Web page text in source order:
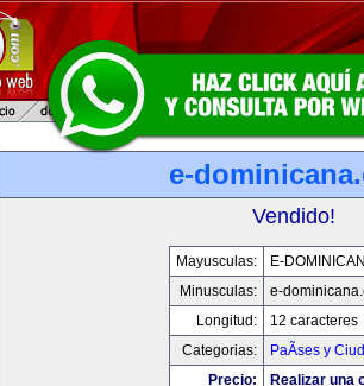
e-
Vendido!
Mayusculas:
E-
Minusculas:
e-
Longitud:
12 caracteres
Categorias:
PaÃ­ses y
Precio:
Realizar una